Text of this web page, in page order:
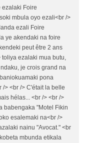
ezalaki Foire
mbula oyo ezali<br />
ezali Foire
ye akendaki na foire
peut être 2 ans
ezalaki mua butu,
je crois grand na
pona
/> <br /> C'était la belle
hélas... <br /> <br />
babengaka "Motel Fikin
esalemaki na<br />
nainu "Avocat." <br
mbunda etikala